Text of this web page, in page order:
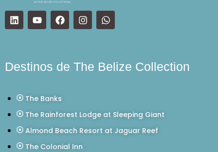
Destinos de The Belize Collection
The Banks
The Rainforest Lodge at Sleeping Giant
Almond Beach Resort at Jaguar Reef
The Colonial Inn